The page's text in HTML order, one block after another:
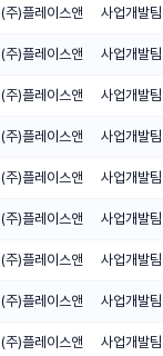
(주)플레이스앤 사업개발팀
(주)플레이스앤 사업개발팀
(주)플레이스앤 사업개발팀
(주)플레이스앤 사업개발팀
(주)플레이스앤 사업개발팀
(주)플레이스앤 사업개발팀
(주)플레이스앤 사업개발팀
(주)플레이스앤 사업개발팀
(주)플레이스앤 사업개발팀